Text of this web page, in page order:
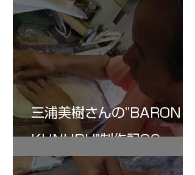
三浦美樹さんの”BARON・
KUNUPU"制作記30